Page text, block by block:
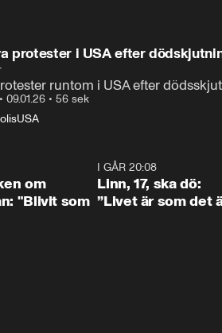
protester i USA efter
runtom i USA efter
• 09.01.26 • 56 sek
USA
om
"Blivit som
I GÅR 20:08
Linn, 17, ska dö:
”Livet är som det